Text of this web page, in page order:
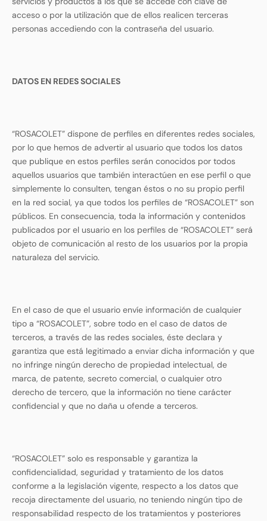
acceso o por la utilización que de ellos realicen terceras
personas accediendo con la contraseña del usuario.
DATOS EN REDES SOCIALES
“ROSACOLET” dispone de perfiles en diferentes redes sociales,
por lo que hemos de advertir al usuario que todos los datos
que publique en estos perfiles serán conocidos por todos
aquellos usuarios que también interactúen en ese perfil o que
simplemente lo consulten, tengan éstos o no su propio perfil
en la red social, ya que todos los perfiles de “ROSACOLET” son
públicos. En consecuencia, toda la información y contenidos
publicados por el usuario en los perfiles de “ROSACOLET” será
objeto de comunicación al resto de los usuarios por la propia
naturaleza del servicio.
En el caso de que el usuario envíe información de cualquier
tipo a “ROSACOLET”, sobre todo en el caso de datos de
terceros, a través de las redes sociales, éste declara y
garantiza que está legitimado a enviar dicha información y que
no infringe ningún derecho de propiedad intelectual, de
marca, de patente, secreto comercial, o cualquier otro
derecho de tercero, que la información no tiene carácter
confidencial y que no daña u ofende a terceros.
“ROSACOLET” solo es responsable y garantiza la
confidencialidad, seguridad y tratamiento de los datos
conforme a la legislación vigente, respecto a los datos que
recoja directamente del usuario, no teniendo ningún tipo de
responsabilidad respecto de los tratamientos y posteriores